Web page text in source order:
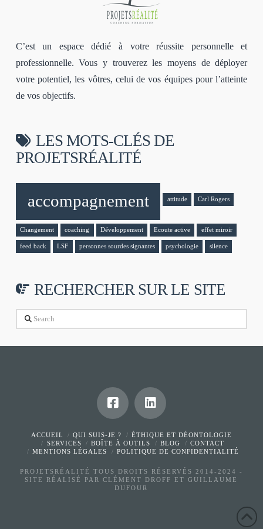
C’est un espace dédié à votre réussite personnelle et
professionnelle. Vous y trouverez les moyens de déployer
votre potentiel, les vôtres, celui de vos équipes pour l’atteinte
de vos objectifs.
LES MOTS-CLÉS DE
PROJETSRÉALITÉ
accompagnement attitude Carl Rogers
Changement coaching Développement Ecoute active effet miroir
feed back LSF personnes sourdes signantes psychologie silence
RECHERCHER SUR LE SITE
Search
ACCUEIL QUI SUIS-JE ?
ÉTHIQUE ET DÉONTOLOGIE
SERVICES
BOÎTE À OUTILS BLOG
CONTACT
MENTIONS LÉGALES
POLITIQUE DE CONFIDENTIALITÉ
PROJETSRÉALITÉ TOUS DROITS RÉSERVÉS 2014-2024 -
SITE RÉALISÉ PARCLÉMENT DROFF ET GUILLAUME
DUFOUR